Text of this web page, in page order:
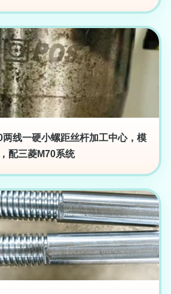
线一硬小螺距丝杆加工中心，模
配三菱M70系统